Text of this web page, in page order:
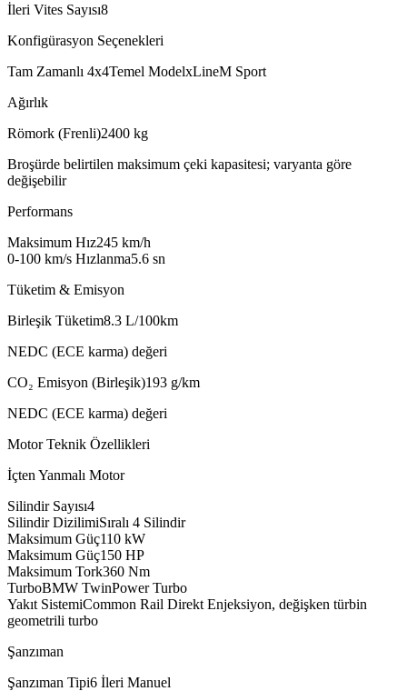
İleri Vites Sayısı8
Konfigürasyon Seçenekleri
Tam Zamanlı 4x4Temel ModelxLineM Sport
Ağırlık
Römork (Frenli)2400 kg
Broşürde belirtilen maksimum çeki kapasitesi; varyanta göre
değişebilir
Performans
Maksimum Hız245 km/h
0-100 km/s Hızlanma5.6 sn
Tüketim & Emisyon
Birleşik Tüketim8.3 L/100km
NEDC (ECE karma) değeri
CO₂ Emisyon (Birleşik)193 g/km
NEDC (ECE karma) değeri
Motor Teknik Özellikleri
İçten Yanmalı Motor
Silindir Sayısı4
Silindir DizilimiSıralı 4 Silindir
Maksimum Güç110 kW
Maksimum Güç150 HP
Maksimum Tork360 Nm
TurboBMW TwinPower Turbo
Yakıt SistemiCommon Rail Direkt Enjeksiyon, değişken türbin
geometrili turbo
Şanzıman
Şanzıman Tipi6 İleri Manuel